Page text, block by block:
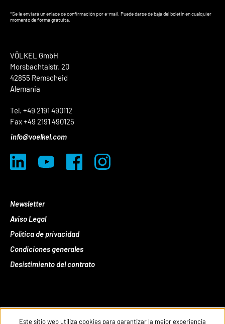
VÖLKEL GmbH
Morsbachtalstr. 20
42855 Remscheid
Alemania
Tel. +49 2191 490112
Fax +49 2191 490125
info@voelkel.com
Newsletter
Aviso Legal
Política de privacidad
Condiciones generales
Desistimiento del contrato
*Se le enviará un enlace de confirmación por e-mail. Puede darse de baja del boletín en cualquier
momento de forma gratuita.
Este sitio web utiliza cookies para garantizar la mejor experiencia